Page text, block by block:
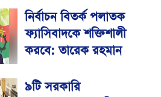
নির্বাচন বিতর্ক পলাতক
ফ্যাসিবাদকে শক্তিশালী
করবে: তারেক রহমান
৯টি সরকারি